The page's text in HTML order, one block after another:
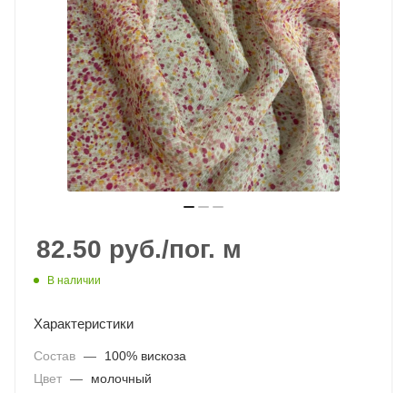
82.50 руб./пог. м
В наличии
Характеристики
Состав —
100% вискоза
Цвет —
молочный